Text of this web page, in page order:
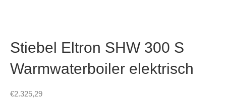
Stiebel Eltron SHW 300 S
Warmwaterboiler elektrisch
€2.325,29